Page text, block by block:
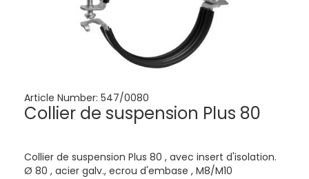
Article Number: 547/0080
Collier de suspension Plus 80
Collier de suspension Plus 80 , avec insert d'isolation.
Ø 80 , acier galv., ecrou d'embase , M8/M10